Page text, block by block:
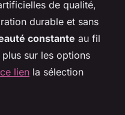
de qualité,
durable et sans
constante au fil
sur les options
lien la sélection